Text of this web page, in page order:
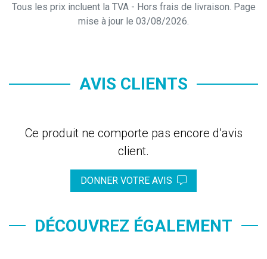
Tous les prix incluent la TVA - Hors frais de livraison. Page
mise à jour le 03/08/2026.
AVIS CLIENTS
Ce produit ne comporte pas encore d’avis
client.
DONNER VOTRE AVIS
DÉCOUVREZ ÉGALEMENT